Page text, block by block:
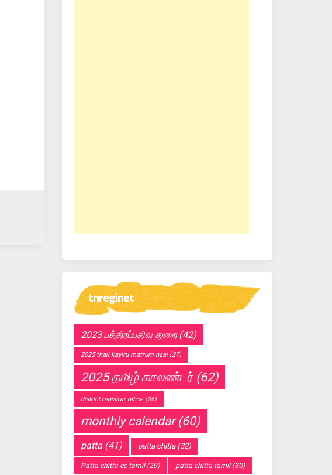
tnreginet
2023 பத்திரப்பதிவு துறை(42)
2025 thali kayiru matrum naal(27)
2025 தமிழ் காலண்டர்(62)
district registrar office (26)
monthly calendar(60)
patta (41) patta chitta(32)
Patta chitta ec tamil(29) patta chitta tamil(30)